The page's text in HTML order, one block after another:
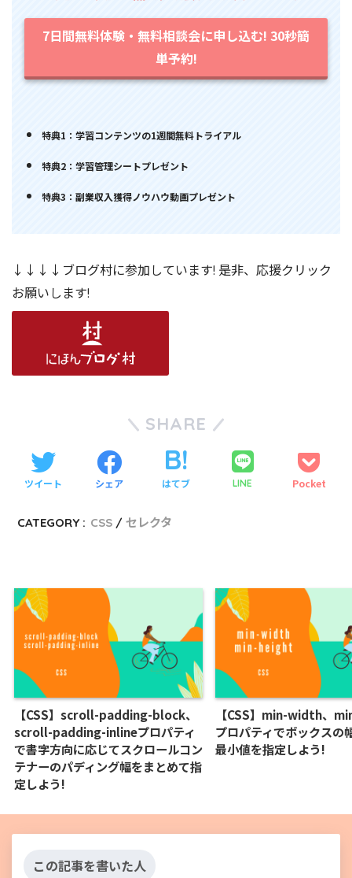
7日間無料体験・無料相談会に申し込む! 30秒簡
単予約!
特典1：学習コンテンツの1週間無料トライアル
特典2：学習管理シートプレゼント
特典3：副業収入獲得ノウハウ動画プレゼント
↓↓↓↓ブログ村に参加しています! 是非、応援クリック
お願いします!
SHARE
ツイート シェア はてブ LINE Pocket
CATEGORY : CSS セレクタ
【CSS】scroll-padding-block、
scroll-padding-inlineプロパティ
で書字方向に応じてスクロールコン
テナーのパディング幅をまとめて指
定しよう!
【CSS】min-width、
プロパティでボックスの
最小値を指定しよう!
この記事を書いた人